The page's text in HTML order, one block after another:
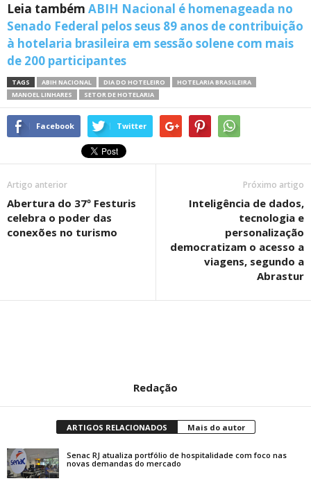
Leia também ABIH Nacional é homenageada no
Senado Federal pelos seus 89 anos de contribuição
à hotelaria brasileira em sessão solene com mais
de 200 participantes
TAGS ABIH NACIONAL DIA DO HOTELEIRO
HOTELARIA BRASILEIRA
MANOEL LINHARES
SETOR DE HOTELARIA
Facebook Twitter
Artigo anterior
Abertura do 37º Festuris
celebra o poder das
conexões no turismo
Próximo artigo
Inteligência de dados,
tecnologia e
personalização
democratizam o acesso a
viagens, segundo a
Abrastur
Redação
ARTIGOS RELACIONADOS Mais do autor
Senac RJ atualiza portfólio de hospitalidade com foco nas
novas demandas do mercado